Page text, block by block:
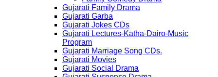
Gujarati Family Drama
Gujarati Garba
Gujarati Jokes CDs
Gujarati Lectures-Katha-Dairo-Music
Program
Gujarati Marriage Song CDs.
Gujarati Movies
Gujarati Social Drama